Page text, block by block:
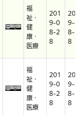
福
祉・
健
康・
医療
201
9-0
8-2
8
201
9-0
8-2
8
福
祉・
健
康・
医療
201
9-0
8-2
8
201
9-0
8-2
8